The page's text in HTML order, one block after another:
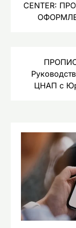
записям
CENTER:
ЦНАП с